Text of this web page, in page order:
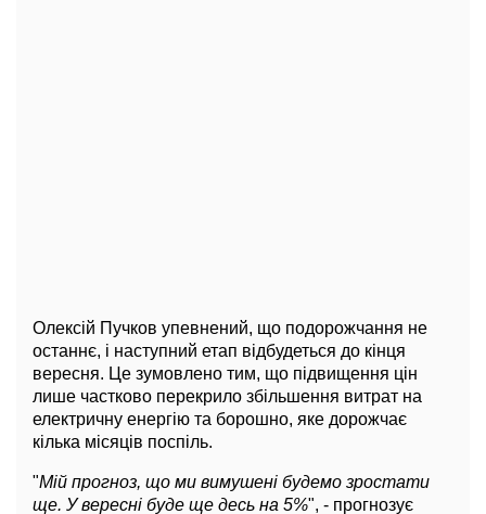
Олексій Пучков упевнений, що подорожчання не
останнє, і наступний етап відбудеться до кінця
вересня. Це зумовлено тим, що підвищення цін
лише частково перекрило збільшення витрат на
електричну енергію та борошно, яке дорожчає
кілька місяців поспіль.
"Мій прогноз, що ми вимушені будемо зростати
ще. У вересні буде ще десь на 5%", - прогнозує